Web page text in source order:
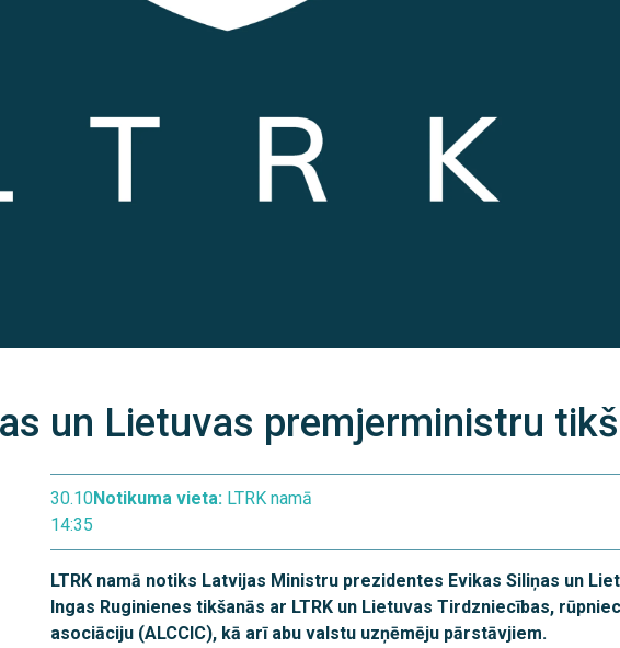
un Lietuvas premjerministru
30.10
14:35
Notikuma vieta: LTRK namā
LTRK namā notiks Latvijas Ministru prezidentes Evikas Siliņas un
Ingas Ruginienes tikšanās ar LTRK un Lietuvas Tirdzniecības,
asociāciju (ALCCIC), kā arī abu valstu uzņēmēju pārstāvjiem.